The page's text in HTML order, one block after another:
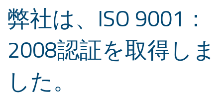
弊社は、ISO 9001：
2008認証を取得しま
した。